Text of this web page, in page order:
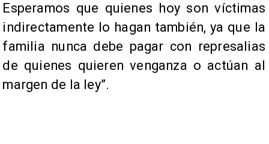
Esperamos que quienes hoy son víctimas
indirectamente lo hagan también, ya que la
familia nunca debe pagar con represalias
de quienes quieren venganza o actúan al
margen de la ley”.